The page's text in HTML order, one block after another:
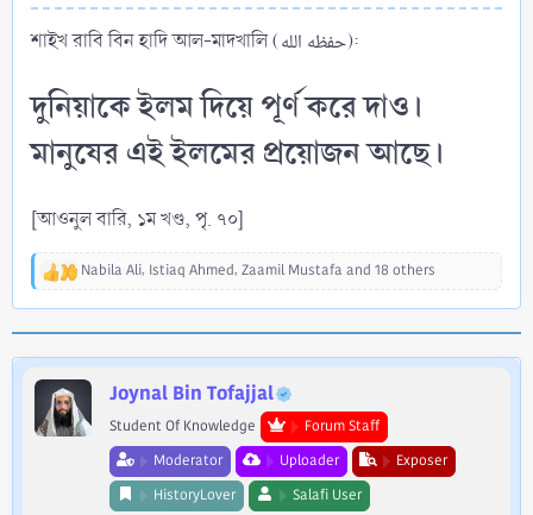
শাইখ রাবি বিন হাদি আল-মাদখালি (حفظه الله):
দুনিয়াকে ইলম দিয়ে পূর্ণ করে দাও।
মানুষের এই ইলমের প্রয়োজন আছে।
[আওনুল বারি, ১ম খণ্ড, পৃ. ৭০]
R
t
i
o
n
Nabila Ali, Istiaq Ahmed, Zaamil Mustafa and 18 others
Joynal Bin Tofajjal
Student Of Knowledge
Forum Staff
Moderator
Uploader
Exposer
HistoryLover
Salafi User